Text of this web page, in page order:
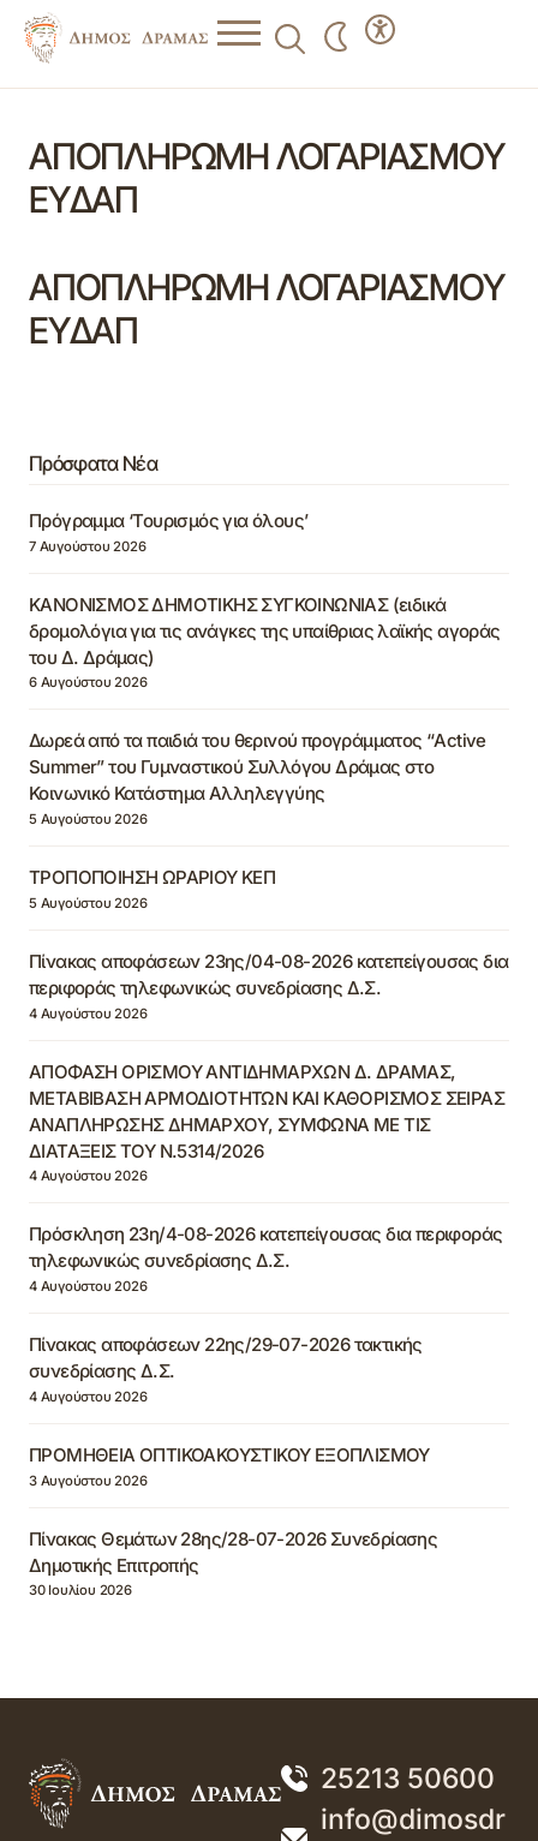
ΑΠΟΠΛΗΡΩΜΗ ΛΟΓΑΡΙΑΣΜΟΥ
ΕΥΔΑΠ
ΑΠΟΠΛΗΡΩΜΗ ΛΟΓΑΡΙΑΣΜΟΥ
ΕΥΔΑΠ
Πρόσφατα Νέα
Πρόγραμμα ‘Τουρισμός για όλους’
7 Αυγούστου 2026
ΚΑΝΟΝΙΣΜΟΣ ΔΗΜΟΤΙΚΗΣ ΣΥΓΚΟΙΝΩΝΙΑΣ (ειδικά
δρομολόγια για τις ανάγκες της υπαίθριας λαϊκής αγοράς
του Δ. Δράμας)
6 Αυγούστου 2026
Δωρεά από τα παιδιά του θερινού προγράμματος “Active
Summer” του Γυμναστικού Συλλόγου Δράμας στο
Κοινωνικό Κατάστημα Αλληλεγγύης
5 Αυγούστου 2026
ΤΡΟΠΟΠΟΙΗΣΗ ΩΡΑΡΙΟΥ ΚΕΠ
5 Αυγούστου 2026
Πίνακας αποφάσεων 23ης/04-08-2026 κατεπείγουσας δια
περιφοράς τηλεφωνικώς συνεδρίασης Δ.Σ.
4 Αυγούστου 2026
ΑΠΟΦΑΣΗ ΟΡΙΣΜΟΥ ΑΝΤΙΔΗΜΑΡΧΩΝ Δ. ΔΡΑΜΑΣ,
ΜΕΤΑΒΙΒΑΣΗ ΑΡΜΟΔΙΟΤΗΤΩΝ ΚΑΙ ΚΑΘΟΡΙΣΜΟΣ ΣΕΙΡΑΣ
ΑΝΑΠΛΗΡΩΣΗΣ ΔΗΜΑΡΧΟΥ, ΣΥΜΦΩΝΑ ΜΕ ΤΙΣ
ΔΙΑΤΑΞΕΙΣ ΤΟΥ Ν.5314/2026
4 Αυγούστου 2026
Πρόσκληση 23η/4-08-2026 κατεπείγουσας δια περιφοράς
τηλεφωνικώς συνεδρίασης Δ.Σ.
4 Αυγούστου 2026
Πίνακας αποφάσεων 22ης/29-07-2026 τακτικής
συνεδρίασης Δ.Σ.
4 Αυγούστου 2026
ΠΡΟΜΗΘΕΙΑ ΟΠΤΙΚΟΑΚΟΥΣΤΙΚΟΥ ΕΞΟΠΛΙΣΜΟΥ
3 Αυγούστου 2026
Πίνακας Θεμάτων 28ης/28-07-2026 Συνεδρίασης
Δημοτικής Επιτροπής
30 Ιουλίου 2026
25213 50600
info@dimosdr